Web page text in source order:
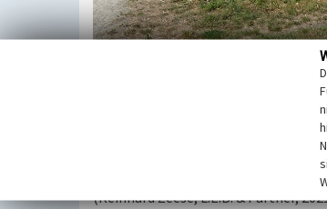
Der Ankerpunkt an der Aachener
bedeutendsten Ausfallstraßen
vielen Verkehrsteilnehmer*innen
RegioGrün-Projekt der Regionale
(Reinhard Zeese, L.E.B. & Partner,